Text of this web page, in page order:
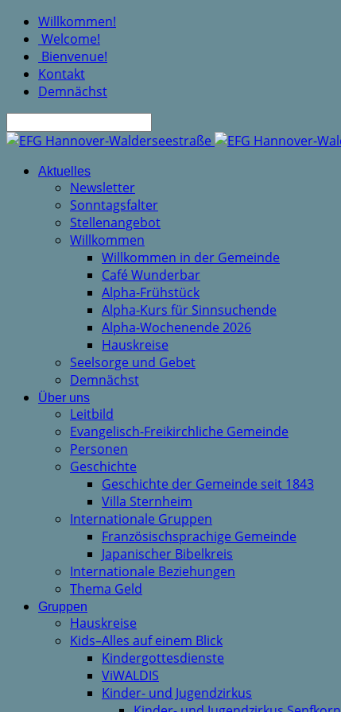
Willkommen!
Welcome!
Bienvenue!
Kontakt
Demnächst
Aktuelles
Newsletter
Sonntagsfalter
Stellenangebot
Willkommen
Willkommen in der Gemeinde
Café Wunderbar
Alpha-Frühstück
Alpha-Kurs für Sinnsuchende
Alpha-Wochenende 2026
Hauskreise
Seelsorge und Gebet
Demnächst
Über uns
Leitbild
Evangelisch-Freikirchliche Gemeinde
Personen
Geschichte
Geschichte der Gemeinde seit 1843
Villa Sternheim
Internationale Gruppen
Französischsprachige Gemeinde
Japanischer Bibelkreis
Internationale Beziehungen
Thema Geld
Gruppen
Hauskreise
Kids–Alles auf einem Blick
Kindergottesdienste
ViWALDIS
Kinder- und Jugendzirkus